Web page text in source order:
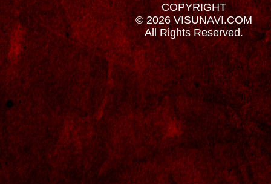
COPYRIGHT
© 2026 VISUNAVI.COM
All Rights Reserved.